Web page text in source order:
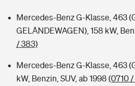
Mercedes-Benz G-Klasse, 463
GELÄNDEWAGEN), 158 kW,
/ 383)
Mercedes-Benz G-Klasse, 463
kW, Benzin, SUV, ab 1998 (0710